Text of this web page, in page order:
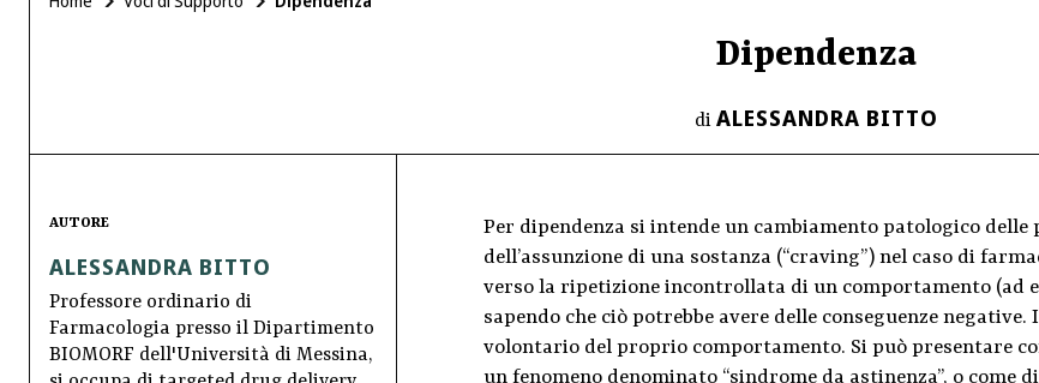
Dipendenza
di ALESSANDRA BITTO
AUTORE
ALESSANDRA BITTO
Professore ordinario di
Farmacologia presso il Dipartimento
BIOMORF dell'Università di Messina,
Per dipendenza si intende un cambiamento patologico
dell’assunzione di una sostanza (“craving”) nel caso di
verso la ripetizione incontrollata di un comportamento (ad
sapendo che ciò potrebbe avere delle conseguenze
volontario del proprio comportamento. Si può presentare
un fenomeno denominato “sindrome da astinenza”, o come